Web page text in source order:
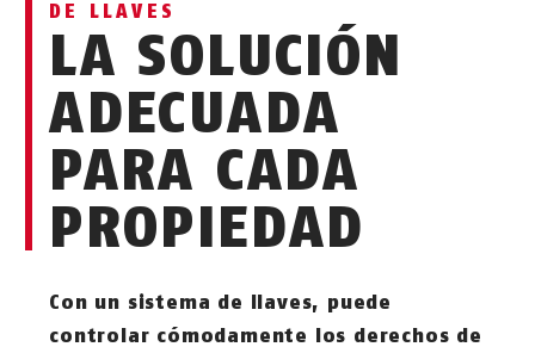
DE LLAVES
LA SOLUCIÓN
ADECUADA
PARA CADA
PROPIEDAD
Con un sistema de llaves, puede
controlar cómodamente los derechos de